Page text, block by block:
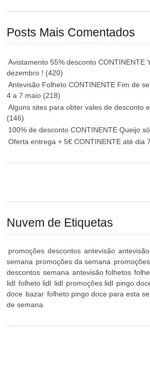
Posts Mais Comentados
Avistamento 55% desconto CONTINENTE
dezembro ! (420)
Antevisão Folheto CONTINENTE Fim de
4 a 7 maio (218)
Alguns sites para obter vales de desconto
(146)
100% de desconto CONTINENTE Queijo
Oferta entrega + 5€ CONTINENTE até dia
Nuvem de Etiquetas
promoções descontos antevisão
semana promoções da semana promoções
descontos semana antevisão folhetos
lidl folheto lidl lidl promoções lidl pingo
doce bazar folheto pingo doce para esta
de semana